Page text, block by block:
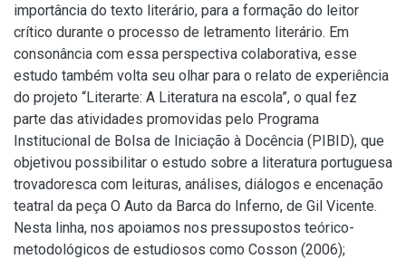
importância do texto literário, para a formação do leitor
crítico durante o processo de letramento literário. Em
consonância com essa perspectiva colaborativa, esse
estudo também volta seu olhar para o relato de experiência
do projeto “Literarte: A Literatura na escola”, o qual fez
parte das atividades promovidas pelo Programa
Institucional de Bolsa de Iniciação à Docência (PIBID), que
objetivou possibilitar o estudo sobre a literatura portuguesa
trovadoresca com leituras, análises, diálogos e encenação
teatral da peça O Auto da Barca do Inferno, de Gil Vicente.
Nesta linha, nos apoiamos nos pressupostos teórico-
metodológicos de estudiosos como Cosson (2006);